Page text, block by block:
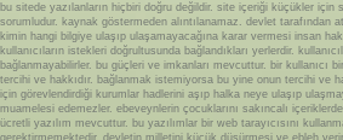
bu sitede yazılanların hiçbiri doğru değildir. site içeriği küçükler için
sorumludur. kaynak göstermeden alıntılanamaz. devlet tarafından
kimin hangi bilgiye ulaşıp ulaşamayacağına karar vermesi insan
kullanıcıların istekleri doğrultusunda bağlandıkları yerlerdir.
bağlanmayabilirler. bu güçleri ve imkanları mevcuttur. bir kullanıcı
tercihi ve hakkıdır. bağlanmak istemiyorsa bu yine onun tercihi ve
için görevlendirdiği kurumlar hadlerini aşıp halka neye ulaşıp
muamelesi edemezler. ebeveynlerin çocuklarını sakıncalı
ücretli yazılım mevcuttur. bu yazılımlar bir web tarayıcısını
gerektirmemektedir. devletin milletini küçük düşürmesi ve ebleh